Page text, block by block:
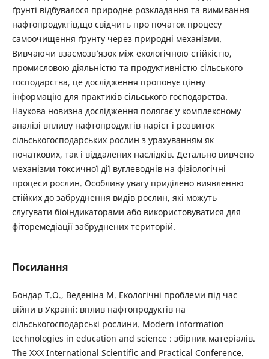
ґрунті відбувалося природне розкладання та вимивання
нафтопродуктів,що свідчить про початок процесу
самоочищення ґрунту через природні механізми.
Вивчаючи взаємозв’язок між екологічною стійкістю,
промисловою діяльністю та продуктивністю сільського
господарства, це дослідження пропонує цінну
інформацію для практиків сільського господарства.
Наукова новизна дослідження полягає у комплексному
аналізі впливу нафтопродуктів наріст і розвиток
сільськогосподарських рослин з урахуванням як
початкових, так і віддалених наслідків. Детально вивчено
механізми токсичної дії вуглеводнів на фізіологічні
процеси рослин. Особливу увагу приділено виявленню
стійких до забруднення видів рослин, які можуть
слугувати біоіндикаторами або використовуватися для
фіторемедіації забруднених територій.
Посилання
Бондар Т.О., Веденіна М. Екологічні проблеми під час
війни в Україні: вплив нафтопродуктів на
сільськогосподарські рослини. Modern information
technologies in education and science : збірник матеріалів.
The XXX International Scientific and Practical Conference.